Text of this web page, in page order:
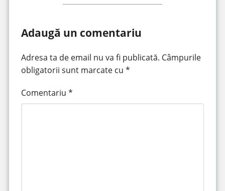
Adaugă un comentariu
Adresa ta de email nu va fi publicată. Câmpurile
obligatorii sunt marcate cu *
Comentariu *